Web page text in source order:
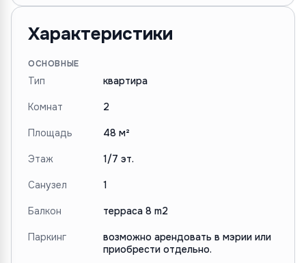
Характеристики
ОСНОВНЫЕ
Тип квартира
Комнат 2
Площадь 48 м²
Этаж 1/7 эт.
Санузел 1
Балкон терраса 8 m2
Паркинг
возможно арендовать в мэрии или
приобрести отдельно.